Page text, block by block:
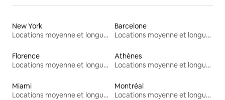
New York
Locations moyenne et longue durée
Barcelone
Locations moyenne et longue durée
Florence
Locations moyenne et longue durée
Athènes
Locations moyenne et longue durée
Miami
Locations moyenne et longue durée
Montréal
Locations moyenne et longue durée